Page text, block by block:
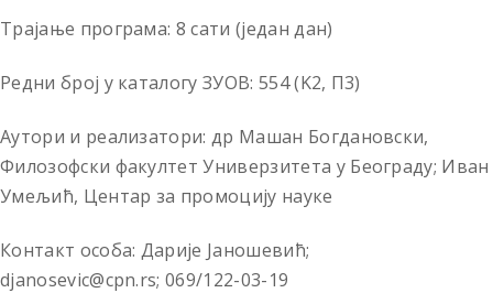
Трајање програма: 8 сати (један дан)
Редни број у каталогу ЗУОВ: 554 (K2, П3)
Аутори и реализатори: др Машан Богдановски,
Филозофски факултет Универзитета у Београду; Иван
Умељић, Центар за промоцију науке
Контакт особа: Дарије Јаношевић;
djanosevic@cpn.rs; 069/122-03-19